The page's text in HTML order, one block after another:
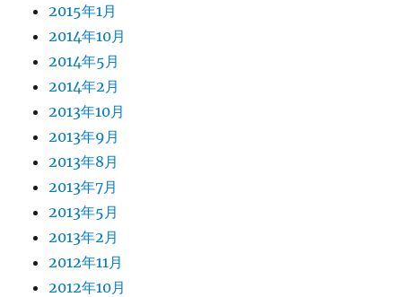
2015年1月
2014年10月
2014年5月
2014年2月
2013年10月
2013年9月
2013年8月
2013年7月
2013年5月
2013年2月
2012年11月
2012年10月